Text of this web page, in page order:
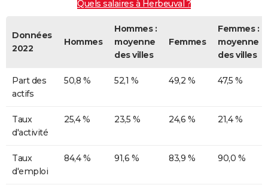
Quels salaires à Herbeuval ?
Données
2022
Hommes
Hommes :
moyenne
des villes
Femmes
Femmes :
moyenne
des villes
Part des
actifs
50,8 % 52,1 % 49,2 % 47,5 %
Taux
d'activité
25,4 % 23,5 % 24,6 % 21,4 %
Taux
d'emploi
84,4 % 91,6 % 83,9 % 90,0 %